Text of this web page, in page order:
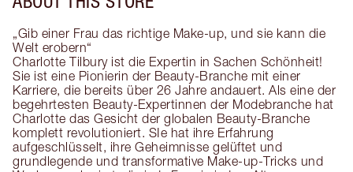
„Gib einer Frau das richtige Make-up, und sie kann die
Welt erobern“
Charlotte Tilbury ist die Expertin in Sachen Schönheit!
Sie ist eine Pionierin der Beauty-Branche mit einer
Karriere, die bereits über 26 Jahre andauert. Als eine der
begehrtesten Beauty-Expertinnen der Modebranche hat
Charlotte das Gesicht der globalen Beauty-Branche
komplett revolutioniert. SIe hat ihre Erfahrung
aufgeschlüsselt, ihre Geheimnisse gelüftet und
grundlegende und transformative Make-up-Tricks und